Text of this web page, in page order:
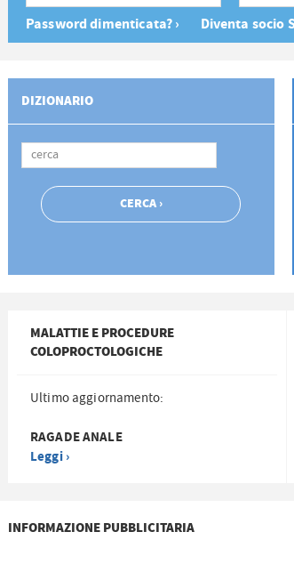
Password dimenticata? › Diventa socio
DIZIONARIO
MALATTIE E PROCEDURE
COLOPROCTOLOGICHE
Ultimo aggiornamento:
RAGADE ANALE
Leggi ›
INFORMAZIONE PUBBLICITARIA